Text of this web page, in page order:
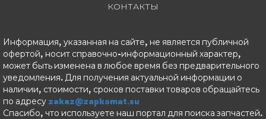
КОНТАКТЫ
Информация, указанная на сайте, не является публичной
офертой, носит справочно-информационный характер,
может быть изменена в любое время без предварительного
уведомления. Для получения актуальной информации о
наличии, стоимости, сроков поставки товаров обращайтесь
по адресу zakaz@zapkomat.su
Спасибо, что используете наш портал для поиска запчастей.